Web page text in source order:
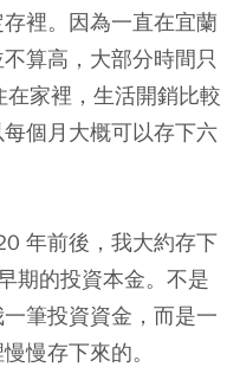
裡。因為一直在宜蘭
算高，大部分時間只
家裡，生活開銷比較
個月大概可以存下六
年前後，我大約存下
期的投資本金。不是
筆投資資金，而是一
慢存下來的。